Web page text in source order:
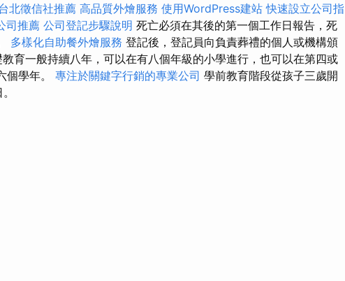
北徵信社推薦 高品質外燴服務 使用WordPress建站 快速設立公司指
司推薦 公司登記步驟說明 死亡必須在其後的第一個工作日報告，死
多樣化自助餐外燴服務 登記後，登記員向負責葬禮的個人或機構頒
教育一般持續八年，可以在有八個年級的小學進行，也可以在第四或
個學年。 專注於關鍵字行銷的專業公司 學前教育階段從孩子三歲開